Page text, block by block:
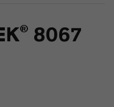
8067